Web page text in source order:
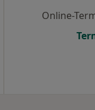
Online-